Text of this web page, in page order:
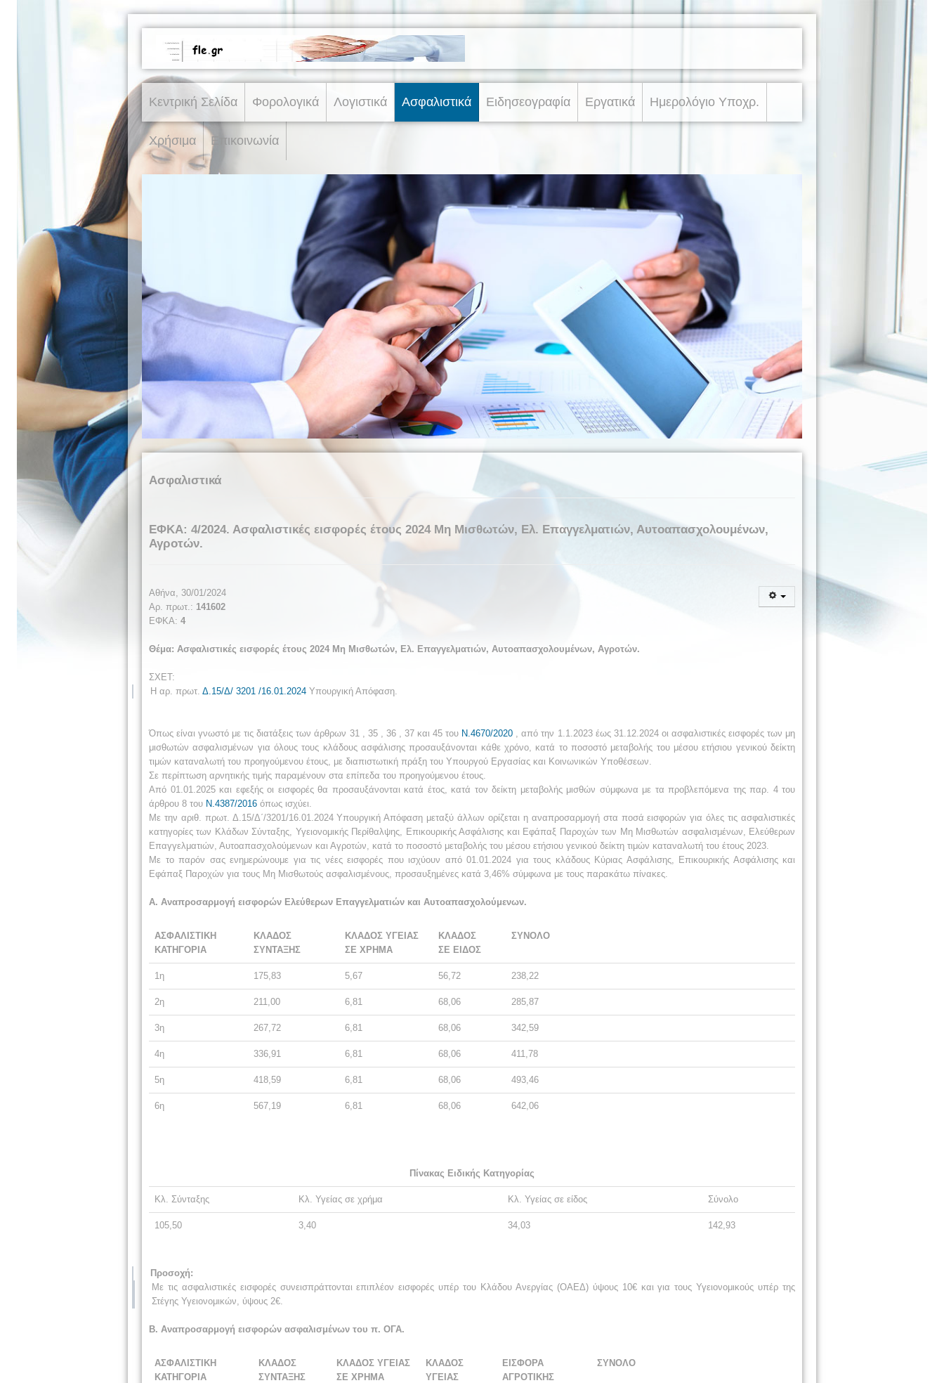
Κεντρική Σελίδα Φορολογικά Λογιστικά Ασφαλιστικά Ειδησεογραφία Εργατικά Ημερολόγιο Υποχρ.
Χρήσιμα Επικοινωνία
Ασφαλιστικά
ΕΦΚΑ: 4/2024. Ασφαλιστικές εισφορές έτους 2024 Μη Μισθωτών, Ελ. Επαγγελματιών, Αυτοαπασχολουμένων,
Αγροτών.
Αθήνα, 30/01/2024
Αρ. πρωτ.: 141602
ΕΦΚΑ: 4
Θέμα: Ασφαλιστικές εισφορές έτους 2024 Μη Μισθωτών, Ελ. Επαγγελματιών, Αυτοαπασχολουμένων, Αγροτών.
ΣΧΕΤ:
Η αρ. πρωτ. Δ.15/Δ/ 3201 /16.01.2024 Υπουργική Απόφαση.
Όπως είναι γνωστό με τις διατάξεις των άρθρων 31 , 35 , 36 , 37 και 45 του Ν.4670/2020 , από την 1.1.2023 έως 31.12.2024 οι ασφαλιστικές εισφορές των μη
μισθωτών ασφαλισμένων για όλους τους κλάδους ασφάλισης προσαυξάνονται κάθε χρόνο, κατά το ποσοστό μεταβολής του μέσου ετήσιου γενικού δείκτη
τιμών καταναλωτή του προηγούμενου έτους, με διαπιστωτική πράξη του Υπουργού Εργασίας και Κοινωνικών Υποθέσεων.
Σε περίπτωση αρνητικής τιμής παραμένουν στα επίπεδα του προηγούμενου έτους.
Από 01.01.2025 και εφεξής οι εισφορές θα προσαυξάνονται κατά έτος, κατά τον δείκτη μεταβολής μισθών σύμφωνα με τα προβλεπόμενα της παρ. 4 του
άρθρου 8 του Ν.4387/2016 όπως ισχύει.
Με την αριθ. πρωτ. Δ.15/Δ΄/3201/16.01.2024 Υπουργική Απόφαση μεταξύ άλλων ορίζεται η αναπροσαρμογή στα ποσά εισφορών για όλες τις ασφαλιστικές
κατηγορίες των Κλάδων Σύνταξης, Υγειονομικής Περίθαλψης, Επικουρικής Ασφάλισης και Εφάπαξ Παροχών των Μη Μισθωτών ασφαλισμένων, Ελεύθερων
Επαγγελματιών, Αυτοαπασχολούμενων και Αγροτών, κατά το ποσοστό μεταβολής του μέσου ετήσιου γενικού δείκτη τιμών καταναλωτή του έτους 2023.
Με το παρόν σας ενημερώνουμε για τις νέες εισφορές που ισχύουν από 01.01.2024 για τους κλάδους Κύριας Ασφάλισης, Επικουρικής Ασφάλισης και
Εφάπαξ Παροχών για τους Μη Μισθωτούς ασφαλισμένους, προσαυξημένες κατά 3,46% σύμφωνα με τους παρακάτω πίνακες.
Α. Αναπροσαρμογή εισφορών Ελεύθερων Επαγγελματιών και Αυτοαπασχολούμενων.
ΑΣΦΑΛΙΣΤΙΚΗ
ΚΑΤΗΓΟΡΙΑ
ΚΛΑΔΟΣ
ΣΥΝΤΑΞΗΣ
ΚΛΑΔΟΣ ΥΓΕΙΑΣ
ΣΕ ΧΡΗΜΑ
ΚΛΑΔΟΣ
ΣΕ ΕΙΔΟΣ
ΣΥΝΟΛΟ
1η 175,83 5,67 56,72 238,22
2η 211,00 6,81 68,06 285,87
3η 267,72 6,81 68,06 342,59
4η 336,91 6,81 68,06 411,78
5η 418,59 6,81 68,06 493,46
6η 567,19 6,81 68,06 642,06
Πίνακας Ειδικής Κατηγορίας
Κλ. Σύνταξης Κλ. Υγείας σε χρήμα Κλ. Υγείας σε είδος Σύνολο
105,50 3,40 34,03 142,93
Προσοχή:
Με τις ασφαλιστικές εισφορές συνεισπράττονται επιπλέον εισφορές υπέρ του Κλάδου Ανεργίας (ΟΑΕΔ) ύψους 10€ και για τους Υγειονομικούς υπέρ της
Στέγης Υγειονομικών, ύψους 2€.
Β. Αναπροσαρμογή εισφορών ασφαλισμένων του π. ΟΓΑ.
ΑΣΦΑΛΙΣΤΙΚΗ
ΚΑΤΗΓΟΡΙΑ
ΚΛΑΔΟΣ
ΣΥΝΤΑΞΗΣ
ΚΛΑΔΟΣ ΥΓΕΙΑΣ
ΣΕ ΧΡΗΜΑ
ΚΛΑΔΟΣ
ΥΓΕΙΑΣ
ΕΙΣΦΟΡΑ
ΑΓΡΟΤΙΚΗΣ
ΣΥΝΟΛΟ